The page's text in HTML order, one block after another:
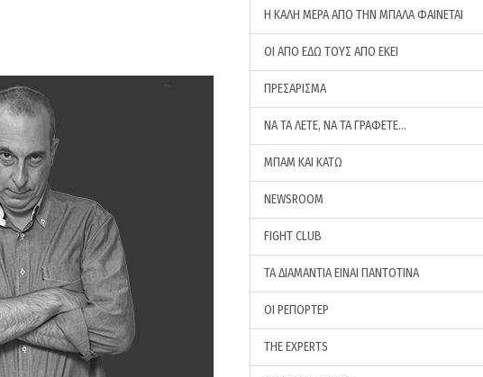
H ΚΑΛΗ ΜΕΡΑ ΑΠΟ ΤΗΝ ΜΠΑΛΑ ΦΑΙΝΕΤΑΙ
ΟΙ ΑΠΟ ΕΔΩ ΤΟΥΣ ΑΠΟ ΕΚΕΙ
ΠΡΕΣΑΡΙΣΜΑ
ΝΑ ΤΑ ΛΕΤΕ, ΝΑ ΤΑ ΓΡΑΦΕΤΕ…
ΜΠΑΜ ΚΑΙ ΚΑΤΩ
NEWSROOM
FIGHT CLUB
ΤΑ ΔΙΑΜΑΝΤΙΑ ΕΙΝΑΙ ΠΑΝΤΟΤΙΝΑ
ΟΙ ΡΕΠΟΡΤΕΡ
THE EXPERTS